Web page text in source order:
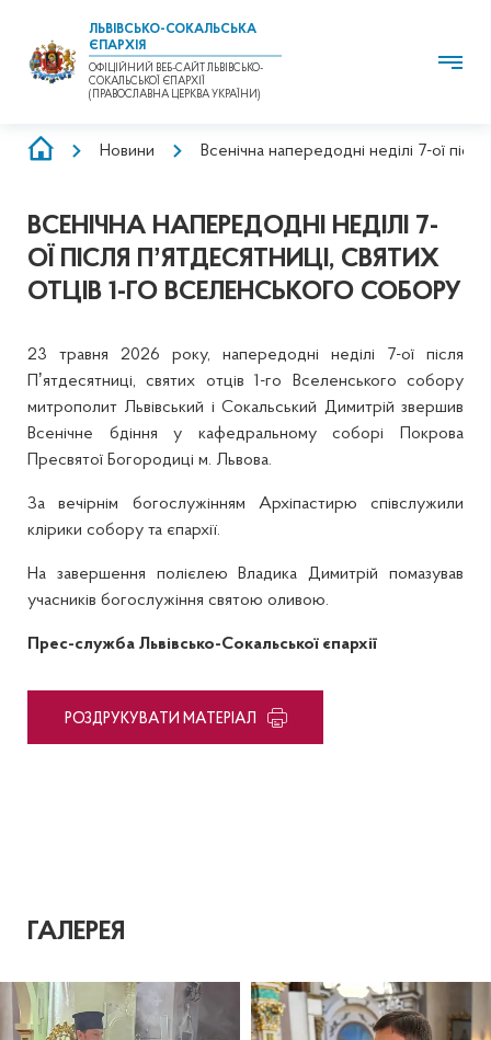
ЛЬВІВСЬКО-СОКАЛЬСЬКА
ЄПАРХІЯ
ОФІЦІЙНИЙ ВЕБ-САЙТ ЛЬВІВСЬКО-
СОКАЛЬСЬКОЇ ЄПАРХІЇ
(ПРАВОСЛАВНА ЦЕРКВА УКРАЇНИ)
РЯДОК
Новини Всенічна напередодні неділі 7-ої
ВСЕНІЧНА НАПЕРЕДОДНІ НЕДІЛІ 7-
ОЇ ПІСЛЯ ПʼЯТДЕСЯТНИЦІ, СВЯТИХ
ОТЦІВ 1-ГО ВСЕЛЕНСЬКОГО СОБОРУ
23 травня 2026 року, напередодні неділі 7-ої після
Пʼятдесятниці, святих отців 1-го Вселенського собору
митрополит Львівський і Сокальський Димитрій звершив
Всенічне бдіння у кафедральному соборі Покрова
Пресвятої Богородиці м. Львова.
За вечірнім богослужінням Архіпастирю співслужили
клірики собору та єпархії.
На завершення полієлею Владика Димитрій помазував
учасників богослужіння святою оливою.
Прес-служба Львівсько-Сокальської єпархії
PОЗДРУКУВАТИ МАТЕРІАЛ
ГАЛЕРЕЯ